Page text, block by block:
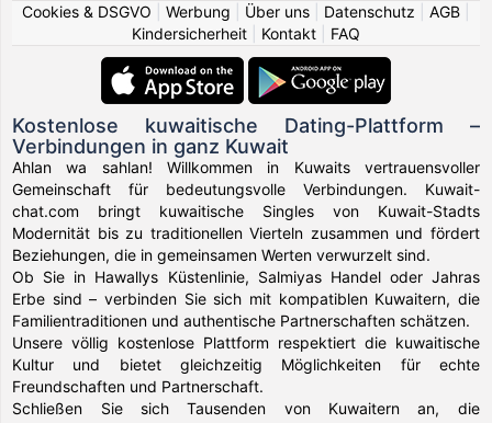
Cookies & DSGVO
Werbung Über uns Datenschutz AGB
Kindersicherheit
Kontakt FAQ
Kostenlose kuwaitische Dating-Plattform –
Verbindungen in ganz Kuwait
Ahlan wa sahlan! Willkommen in Kuwaits vertrauensvoller
Gemeinschaft für bedeutungsvolle Verbindungen. Kuwait-
chat.com bringt kuwaitische Singles von Kuwait-Stadts
Modernität bis zu traditionellen Vierteln zusammen und fördert
Beziehungen, die in gemeinsamen Werten verwurzelt sind.
Ob Sie in Hawallys Küstenlinie, Salmiyas Handel oder Jahras
Erbe sind – verbinden Sie sich mit kompatiblen Kuwaitern, die
Familientraditionen und authentische Partnerschaften schätzen.
Unsere völlig kostenlose Plattform respektiert die kuwaitische
Kultur und bietet gleichzeitig Möglichkeiten für echte
Freundschaften und Partnerschaft.
Schließen Sie sich Tausenden von Kuwaitern an, die